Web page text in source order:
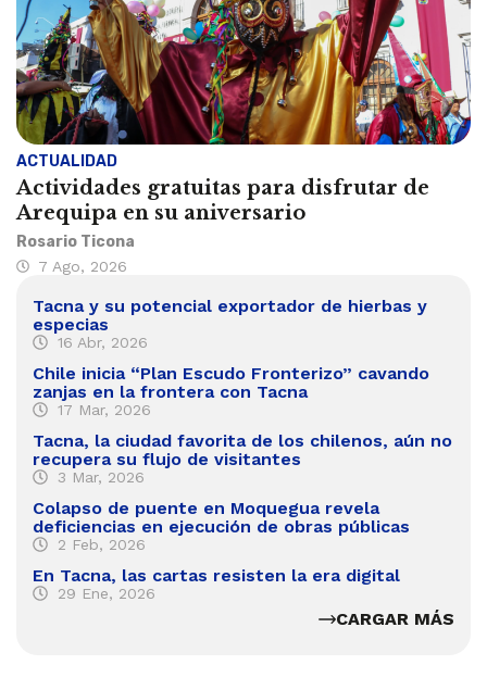
ACTUALIDAD
Actividades gratuitas para disfrutar de
Arequipa en su aniversario
Rosario Ticona
7 Ago, 2026
Tacna y su potencial exportador de hierbas y
especias
16 Abr, 2026
Chile inicia “Plan Escudo Fronterizo” cavando
zanjas en la frontera con Tacna
17 Mar, 2026
Tacna, la ciudad favorita de los chilenos, aún no
recupera su flujo de visitantes
3 Mar, 2026
Colapso de puente en Moquegua revela
deficiencias en ejecución de obras públicas
2 Feb, 2026
En Tacna, las cartas resisten la era digital
29 Ene, 2026
CARGAR MÁS